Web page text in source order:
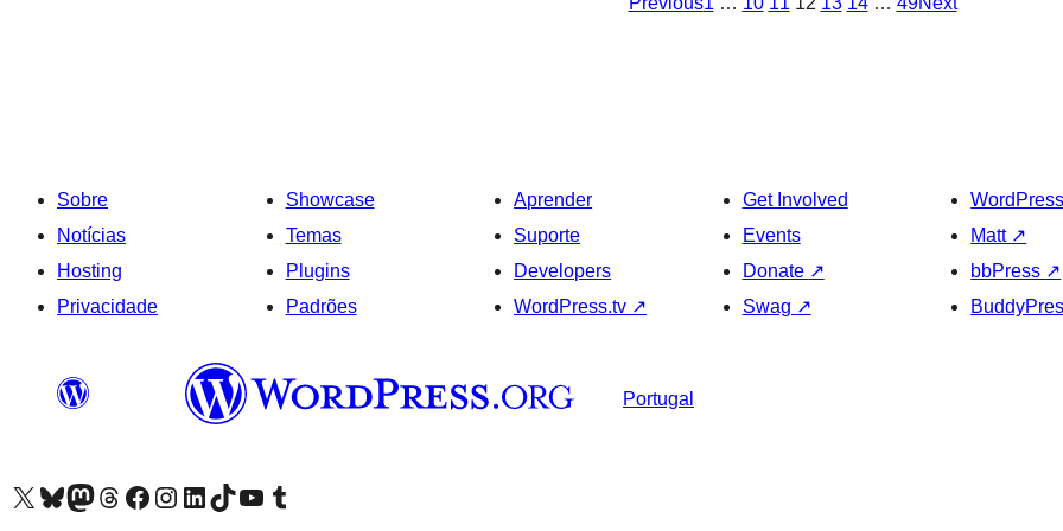
Sobre
Notícias
Hosting
Privacidade
Showcase
Temas
Plugins
Padrões
Aprender
Suporte
Developers
WordPress.tv ↗
Get Involved
Events
Donate ↗
Swag ↗
Matt ↗
bbPress ↗
Portugal
Visite a nossa conta X (antigo Twitter)
Visit our Bluesky account
Visit our Mastodon account
Visit our Threads account
Visite a nossa página do Facebook
Visite a nossa conta no Instagram
Visite a nossa conta no LinkedIn
Visit our TikTok account
Visit our YouTube channel
Visit our Tumblr account